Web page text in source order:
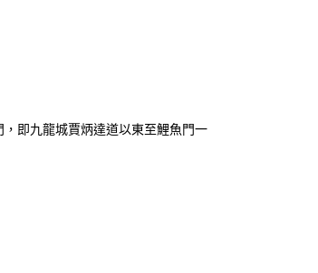
即九龍城賈炳達道以東至鯉魚門一